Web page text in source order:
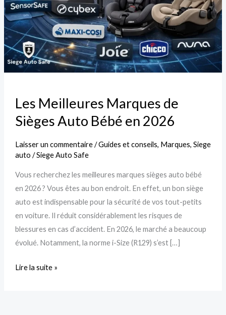
Les Meilleures Marques de
Sièges Auto Bébé en 2026
Laisser un commentaire/Guides et conseils, Marques, Siege
auto /Siege Auto Safe
Vous recherchez les meilleures marques sièges auto bébé
en 2026 ? Vous êtes au bon endroit. En effet, un bon siège
auto est indispensable pour la sécurité de vos tout-petits
en voiture. Il réduit considérablement les risques de
blessures en cas d’accident. En 2026, le marché a beaucoup
évolué. Notamment, la norme i-Size (R129) s’est […]
Lire la suite »